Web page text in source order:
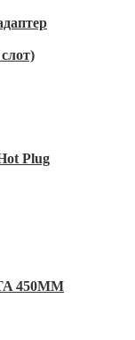
Plug
450MM